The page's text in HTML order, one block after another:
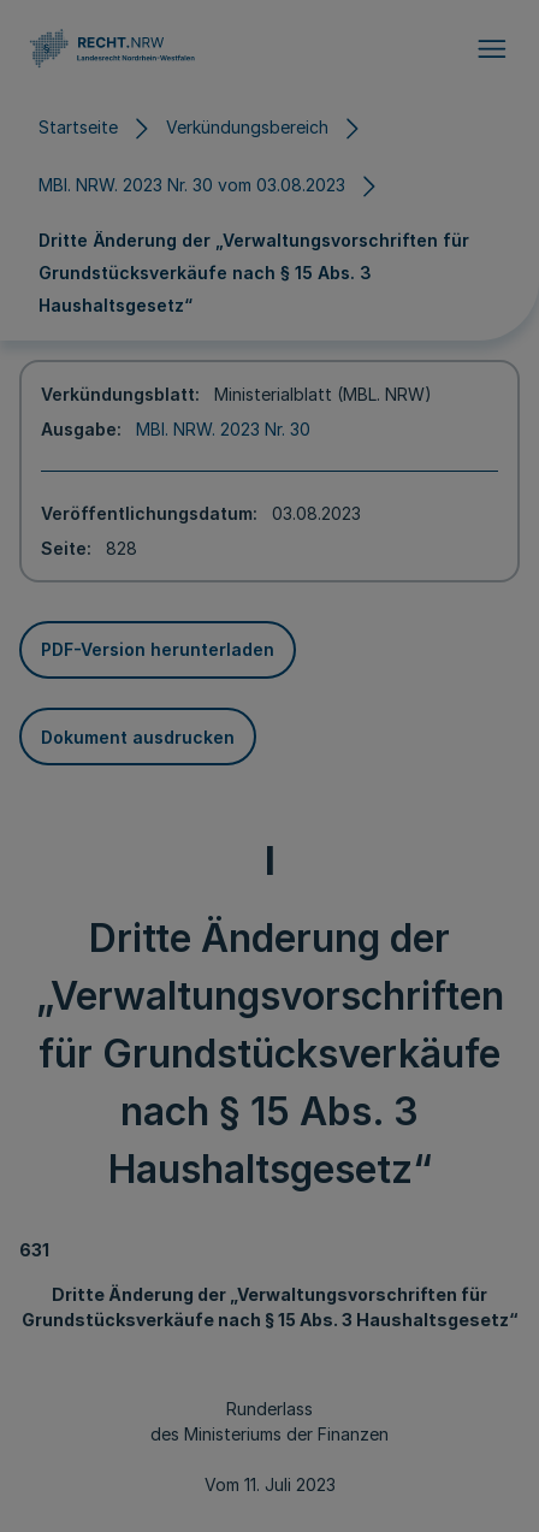
Startseite Verkündungsbereich
MBl. NRW. 2023 Nr. 30 vom 03.08.2023
Dritte Änderung der „Verwaltungsvorschriften für
Grundstücksverkäufe nach § 15 Abs. 3
Haushaltsgesetz“
Verkündungsblatt
Ministerialblatt (MBL. NRW)
Ausgabe
MBl. NRW. 2023 Nr. 30
Veröffentlichungsdatum
03.08.2023
Seite
828
PDF-Version herunterladen
Dokument ausdrucken
I
Dritte Änderung der
„Verwaltungsvorschriften
für Grundstücksverkäufe
nach § 15 Abs. 3
Haushaltsgesetz“
631
Dritte Änderung der „Verwaltungsvorschriften für
Grundstücksverkäufe nach § 15 Abs. 3 Haushaltsgesetz“
Runderlass
des Ministeriums der Finanzen
Vom 11. Juli 2023